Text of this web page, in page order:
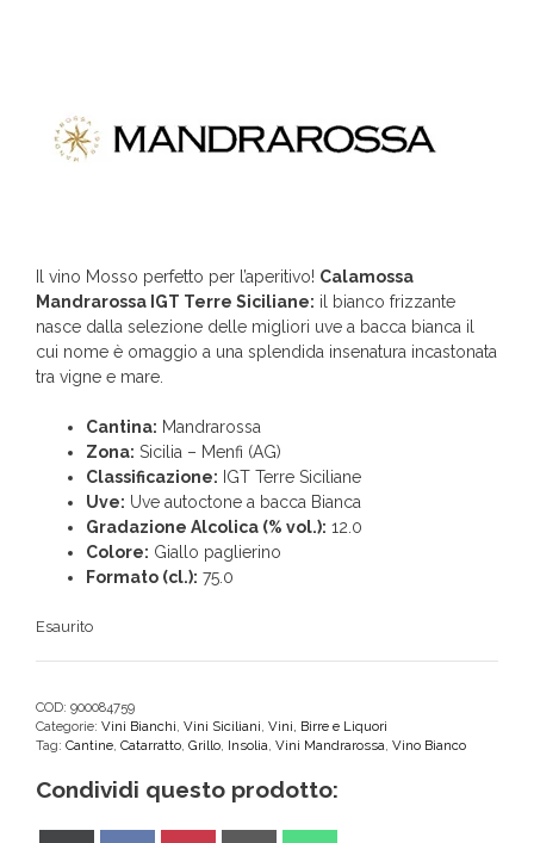
Il vino Mosso perfetto per l’aperitivo! Calamossa
Mandrarossa IGT Terre Siciliane: il bianco frizzante
nasce dalla selezione delle migliori uve a bacca bianca il
cui nome è omaggio a una splendida insenatura incastonata
tra vigne e mare.
Cantina: Mandrarossa
Zona: Sicilia – Menfi (AG)
Classificazione: IGT Terre Siciliane
Uve: Uve autoctone a bacca Bianca
Gradazione Alcolica (% vol.): 12.0
Colore: Giallo paglierino
Formato (cl.): 75.0
Esaurito
COD: 900084759
Categorie: Vini Bianchi, Vini Siciliani, Vini, Birre e Liquori
Tag: Cantine, Catarratto, Grillo, Insolia, Vini Mandrarossa, Vino Bianco
Condividi questo prodotto: